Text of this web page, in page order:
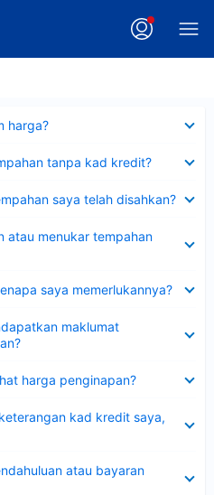
harga?
tanpa kad kredit?
saya telah disahkan?
atau menukar tempahan
saya memerlukannya?
maklumat
harga penginapan?
kad kredit saya,
atau bayaran